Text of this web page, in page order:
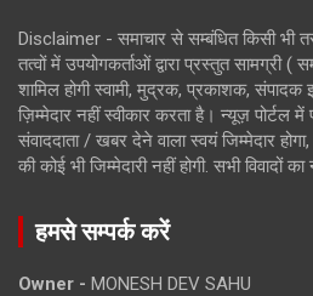
Disclaimer - समाचार से सम्बंधित किसी भी
तत्वों में उपयोगकर्ताओं द्वारा प्रस्तुत सामग्री (
शामिल होगी स्वामी, मुद्रक, प्रकाशक,
ज़िम्मेदार नहीं स्वीकार करता है। न्यूज़ पोर्टल
संवाददाता / खबर देने वाला स्वयं जिम्मेदार
की कोई भी जिम्मेदारी नहीं होगी. सभी विवादों का
हमसे सम्पर्क करें
Owner - MONESH DEV SAHU